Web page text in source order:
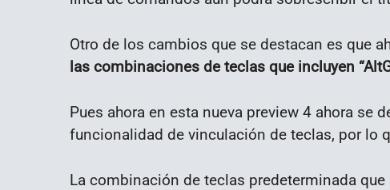
Otro de los cambios que se destacan es que
las combinaciones de teclas que incluyen
Pues ahora en esta nueva preview 4 ahora se
funcionalidad de vinculación de teclas, por lo
La combinación de teclas predeterminada